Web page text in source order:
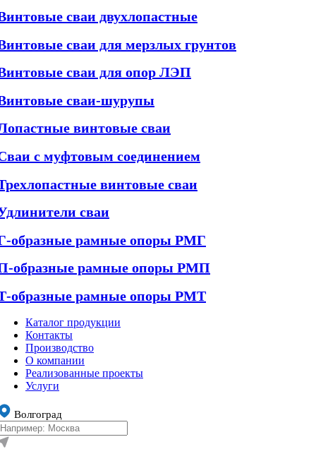
сваи двухлопастные
сваи для мерзлых грунтов
сваи для опор ЛЭП
сваи-шурупы
винтовые сваи
с муфтовым соединением
винтовые сваи
сваи
образные рамные опоры РМГ
образные рамные опоры РМП
образные рамные опоры РМТ
Каталог продукции
Контакты
Производство
О компании
Реализованные проекты
Услуги
Волгоград